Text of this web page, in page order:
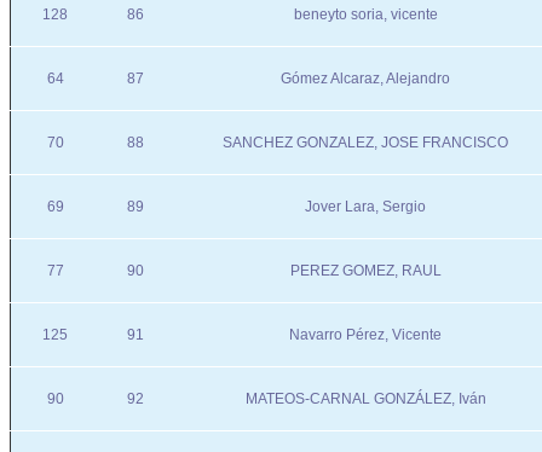
128 86 beneyto soria, vicente
64 87 Gómez Alcaraz, Alejandro
70 88 SANCHEZ GONZALEZ, JOSE FRANCISCO
69 89 Jover Lara, Sergio
77 90 PEREZ GOMEZ, RAUL
125 91 Navarro Pérez, Vicente
90 92 MATEOS-CARNAL GONZÁLEZ, Iván